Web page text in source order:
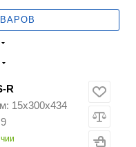
R
15x300x434